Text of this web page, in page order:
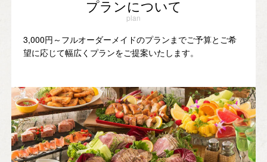
プランについて
plan
3,000円～フルオーダーメイドのプランまでご予算とご希
望に応じて幅広くプランをご提案いたします。